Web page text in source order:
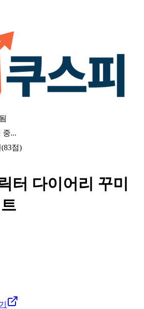
중...
(83점)
터 다이어리 꾸미